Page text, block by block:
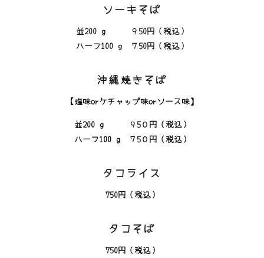
ソーキそば
並200 g ９50円（税込）
ハーフ100 g ７50円（税込）
沖縄焼きそば
【塩味orケチャップ味orソース味】
並200 g ９5０ 円（税込）
ハーフ100 g ７5０ 円（税込）
タコライス
750円（税込）
タコそば
750円（税込）